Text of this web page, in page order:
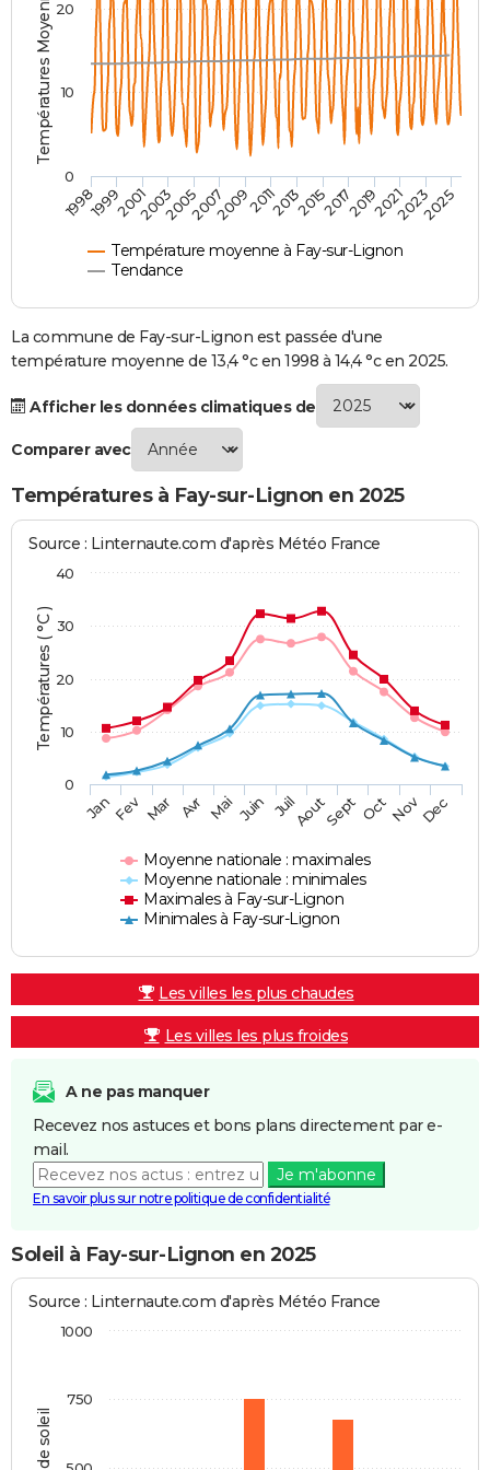
Destinations
City break
Voyage nature
Voyage de noces
Forum
Climat
PHOTO
GUIDES D'ACHAT
BONS PLANS
CARTE DE VOEUX
Carte de Noël
Carte Bonne année
Carte Saint-Valentin
Carte Pâques
Carte d'anniversaire
DICTIONNAIRE
PROGRAMME TV
S'inscrire
Se connecter
Lycées
Collèges
Primaires
Universités
Entreprises
Service militaire
Avis de recherche
AVIS DE DÉCÈS
Températures Moyennes ( °C )
Température moyenne à Fay-sur-Lignon
Tendance
199819992001200320052007200920112013201520172019202120232025
0
10
20
La commune de Fay-sur-Lignon est passée d'une
température moyenne de 13,4 °c en 1998 à 14,4 °c en 2025.
Afficher les données climatiques de
Comparer avec
Températures à Fay-sur-Lignon en 2025
Températures ( °C )
Source : Linternaute.com d'après Météo France
Moyenne nationale : maximales
Moyenne nationale : minimales
Maximales à Fay-sur-Lignon
Minimales à Fay-sur-Lignon
JanFev Mar Avr Mai Juin JuilAoutSept OctNovDec
0
10
20
30
40
Les villes les plus chaudes
Les villes les plus froides
A ne pas manquer
Recevez nos astuces et bons plans directement par e-
mail.
Je m'abonne
En savoir plus sur notre politique de confidentialité
Soleil à Fay-sur-Lignon en 2025
Source : Linternaute.com d'après Météo France
750
1000